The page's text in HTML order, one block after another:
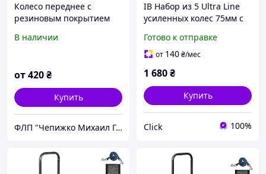
Колесо переднее с
резиновым покрытием
в сборе с подшипником
В наличии
от420₴
Купить
ФЛП "Чепижко Михаил Григорьевич"
ІВ Набор из 5 Ultra Line
усиленных колес 75мм с
для мебели поворотные
ролики со ст ЕMN_PS
Готово к отправке
от 140₴/мес
1 680₴
Купить
Click 100%